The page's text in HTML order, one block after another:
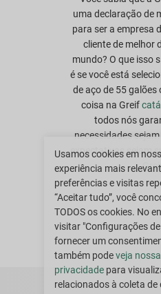
uma declaração de
para ser a empresa
cliente de melhor
mundo? O que isso
é se você está
de aço de 55
coisa na Greif
todos nós
necessidades
expectativas sejam
Usamos cookies em
experiência mais
preferências e visitas
“Aceitar tudo”, você
TODOS os cookies. No
visitar "Configurações
fornecer um
também podeveja
privacidade para
relacionados à coleta de